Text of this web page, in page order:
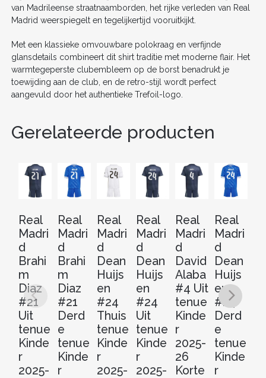
van Madrileense straatnaamborden, het rijke verleden van Real
Madrid weerspiegelt en tegelijkertijd vooruitkijkt.
Met een klassieke omvouwbare polokraag en verfijnde
glansdetails combineert dit shirt traditie met moderne flair. Het
warmtegeperste clubembleem op de borst benadrukt je
toewijding aan de club, en de retro-stijl wordt perfect
aangevuld door het authentieke Trefoil-logo.
Gerelateerde producten
Real
Madri
d
Brahi
m
Diaz
#21
Uit
tenue
Kinde
r
2025-
Real
Madri
d
Brahi
m
Diaz
#21
Derd
e
tenue
Kinde
r
Real
Madri
d
Dean
Huijs
en
#24
Thuis
tenue
Kinde
r
2025-
Real
Madri
d
Dean
Huijs
en
#24
Uit
tenue
Kinde
r
2025-
Real
Madri
d
David
Alaba
#4 Uit
tenue
Kinde
r
2025-
26
Korte
Real
Madri
d
Dean
Huijs
en
#24
Derd
e
tenue
Kinde
r